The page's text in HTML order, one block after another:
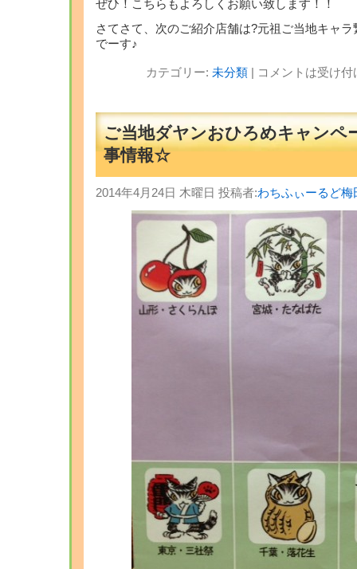
ぜひ！こちらもよろしくお願い致します！！
さてさて、次のご紹介店舗は?元祖ご当地キャ
でーす♪
カテゴリー: 未分類| コメントは受け
ご当地ダヤンおひろめキャンペ
事情報☆
2014年4月24日 木曜日 投稿者:わちふぃーるど梅